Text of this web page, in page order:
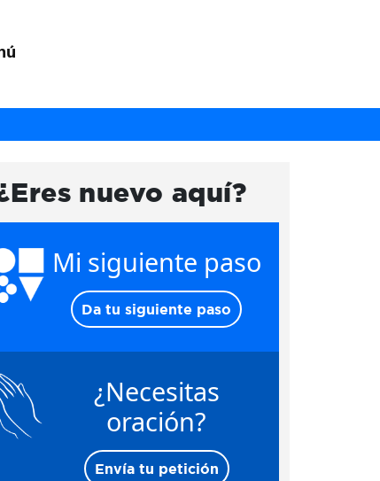
nuevo aquí?
Mi siguiente paso
Da tu siguiente paso
¿Necesitas
oración?
Envía tu petición